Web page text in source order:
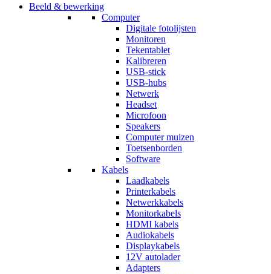
Beeld & bewerking
Computer
Digitale fotolijsten
Monitoren
Tekentablet
Kalibreren
USB-stick
USB-hubs
Netwerk
Headset
Microfoon
Speakers
Computer muizen
Toetsenborden
Software
Kabels
Laadkabels
Printerkabels
Netwerkkabels
Monitorkabels
HDMI kabels
Audiokabels
Displaykabels
12V autolader
Adapters